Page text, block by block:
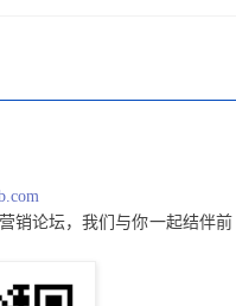
销论坛，我们与你一起结伴前